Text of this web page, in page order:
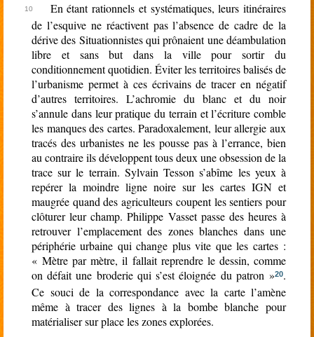
En étant rationnels et systématiques, leurs itinéraires
de l’esquive ne réactivent pas l’absence de cadre de la
dérive des Situationnistes qui prônaient une déambulation
libre et sans but dans la ville pour sortir du
conditionnement quotidien. Éviter les territoires balisés de
l’urbanisme permet à ces écrivains de tracer en négatif
d’autres territoires. L’achromie du blanc et du noir
s’annule dans leur pratique du terrain et l’écriture comble
les manques des cartes. Paradoxalement, leur allergie aux
tracés des urbanistes ne les pousse pas à l’errance, bien
au contraire ils développent tous deux une obsession de la
trace sur le terrain. Sylvain Tesson s’abîme les yeux à
repérer la moindre ligne noire sur les cartes IGN et
maugrée quand des agriculteurs coupent les sentiers pour
clôturer leur champ. Philippe Vasset passe des heures à
retrouver l’emplacement des zones blanches dans une
périphérie urbaine qui change plus vite que les cartes :
« Mètre par mètre, il fallait reprendre le dessin, comme
on défait une broderie qui s’est éloignée du patron »20.
Ce souci de la correspondance avec la carte l’amène
même à tracer des lignes à la bombe blanche pour
matérialiser sur place les zones explorées.